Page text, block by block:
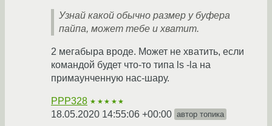
Узнай какой обычно размер у буфера
пайпа, может тебе и хватит.
2 мегабыра вроде. Может не хватить, если
командой будет что-то типа ls -la на
примаунченную нас-шару.
PPP328 ★★★★★
18.05.2020 14:55:06 +00:00 автор топика